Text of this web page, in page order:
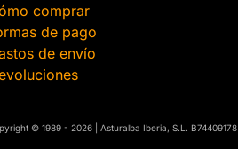
comprar
de pago
de envío
© 1989 - 2026 | Asturalba Iberia, S.L. B74409178